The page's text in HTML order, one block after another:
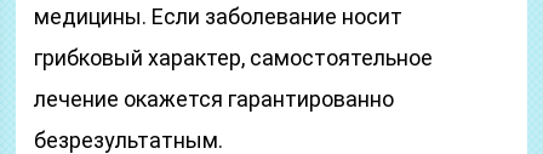
медицины. Если заболевание носит
грибковый характер, самостоятельное
лечение окажется гарантированно
безрезультатным.